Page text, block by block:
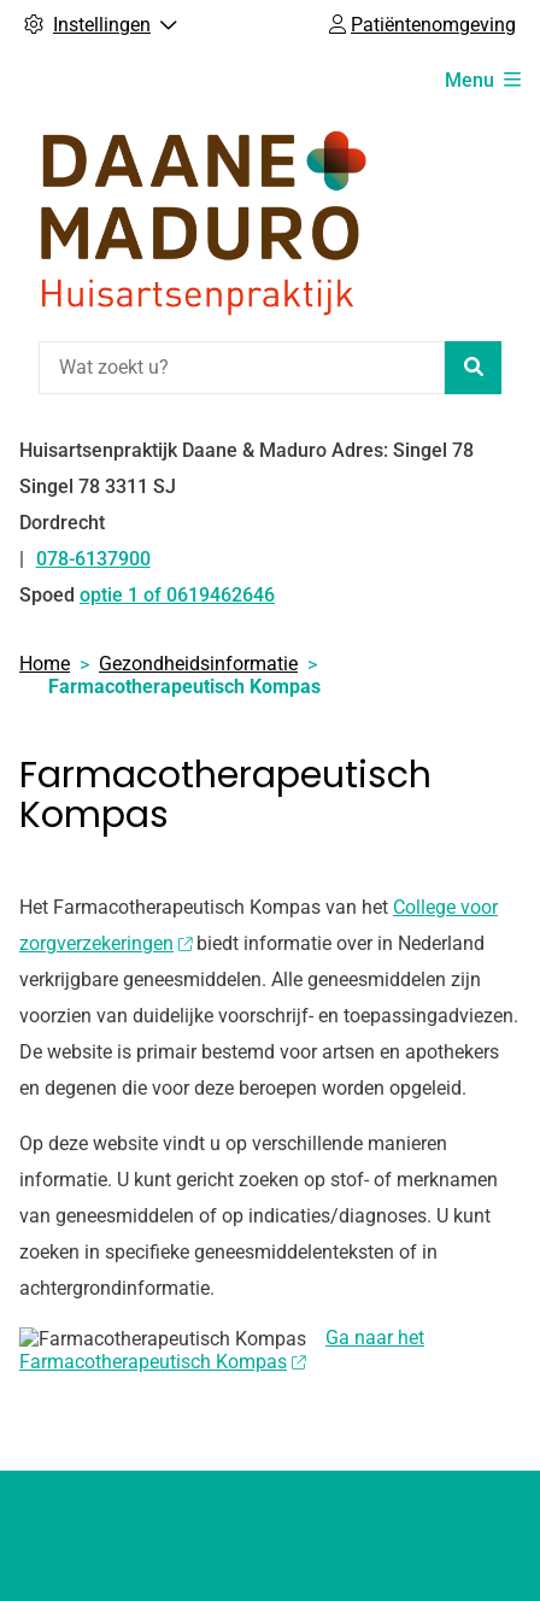
Instellingen Patiëntenomgeving
Menu
Huisartsenpraktijk Daane & Maduro Adres: Singel 78
Singel 78 3311 SJ
Dordrecht
Tel:
078-6137900
Spoed optie 1 of 0619462646
Home
Gezondheidsinformatie
Farmacotherapeutisch Kompas
Farmacotherapeutisch
Kompas
Het Farmacotherapeutisch Kompas van het College voor
zorgverzekeringen
biedt informatie over in Nederland
verkrijgbare geneesmiddelen. Alle geneesmiddelen zijn
voorzien van duidelijke voorschrijf- en toepassingadviezen.
De website is primair bestemd voor artsen en apothekers
en degenen die voor deze beroepen worden opgeleid.
Op deze website vindt u op verschillende manieren
informatie. U kunt gericht zoeken op stof- of merknamen
van geneesmiddelen of op indicaties/diagnoses. U kunt
zoeken in specifieke geneesmiddelenteksten of in
achtergrondinformatie.
Ga naar het
Farmacotherapeutisch Kompas